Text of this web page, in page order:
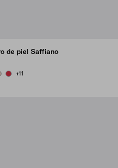
de piel Saffiano
PINK
FIERY RED
+11